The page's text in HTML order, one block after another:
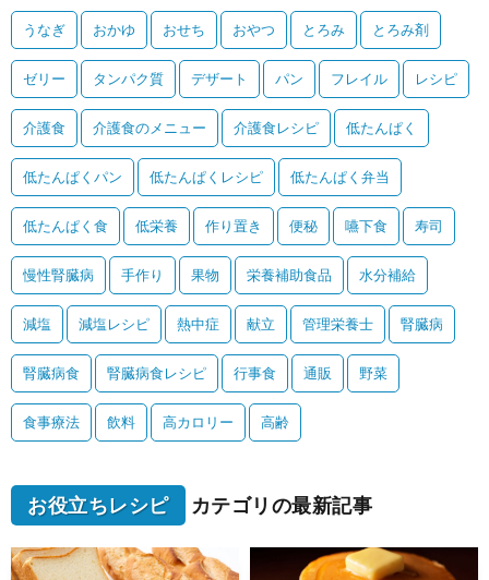
うなぎ おかゆ おせち おやつ とろみ とろみ剤
ゼリー タンパク質 デザート パン フレイル レシピ
介護食 介護食のメニュー 介護食レシピ 低たんぱく
低たんぱくパン 低たんぱくレシピ 低たんぱく弁当
低たんぱく食 低栄養 作り置き 便秘 嚥下食 寿司
慢性腎臓病 手作り 果物 栄養補助食品 水分補給
減塩 減塩レシピ 熱中症 献立 管理栄養士 腎臓病
腎臓病食 腎臓病食レシピ 行事食 通販 野菜
食事療法 飲料 高カロリー 高齢
お役立ちレシピ カテゴリの最新記事